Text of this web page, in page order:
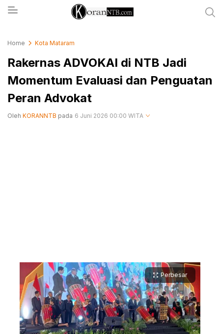
Home Kota Mataram
Rakernas ADVOKAI di NTB Jadi
Momentum Evaluasi dan Penguatan
Peran Advokat
Oleh KORANNTB pada 6 Juni 2026 00:00 WITA
Perbesar